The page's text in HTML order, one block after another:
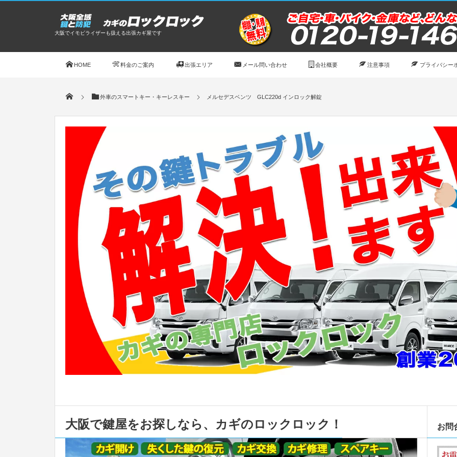
大阪でイモビライザーも扱える出張カギ屋です
HOME 料金のご案内 出張エリア メール問い合わせ 会社概要 注意事項 プライバシー
外車のスマートキー・キーレスキー メルセデスベンツ GLC220d インロック解錠
大阪で鍵屋をお探しなら、カギのロックロック！ お問